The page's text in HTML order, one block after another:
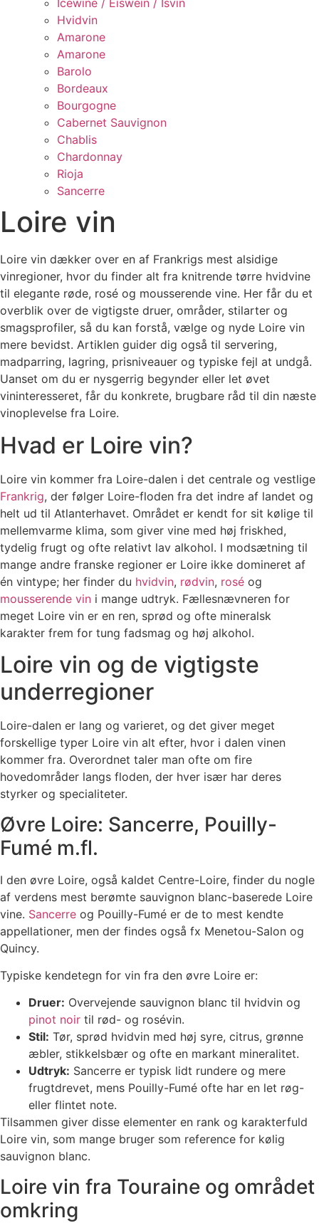
Icewine / Eiswein / Isvin
Hvidvin
Amarone
Amarone
Barolo
Bordeaux
Bourgogne
Cabernet Sauvignon
Chablis
Chardonnay
Rioja
Sancerre
Loire vin
Loire vin dækker over en af Frankrigs mest alsidige
vinregioner, hvor du finder alt fra knitrende tørre hvidvine
til elegante røde, rosé og mousserende vine. Her får du et
overblik over de vigtigste druer, områder, stilarter og
smagsprofiler, så du kan forstå, vælge og nyde Loire vin
mere bevidst. Artiklen guider dig også til servering,
madparring, lagring, prisniveauer og typiske fejl at undgå.
Uanset om du er nysgerrig begynder eller let øvet
vininteresseret, får du konkrete, brugbare råd til din næste
vinoplevelse fra Loire.
Hvad er Loire vin?
Loire vin kommer fra Loire-dalen i det centrale og vestlige
Frankrig, der følger Loire-floden fra det indre af landet og
helt ud til Atlanterhavet. Området er kendt for sit kølige til
mellemvarme klima, som giver vine med høj friskhed,
tydelig frugt og ofte relativt lav alkohol. I modsætning til
mange andre franske regioner er Loire ikke domineret af
én vintype; her finder du hvidvin, rødvin, rosé og
mousserende vin i mange udtryk. Fællesnævneren for
meget Loire vin er en ren, sprød og ofte mineralsk
karakter frem for tung fadsmag og høj alkohol.
Loire vin og de vigtigste
underregioner
Loire-dalen er lang og varieret, og det giver meget
forskellige typer Loire vin alt efter, hvor i dalen vinen
kommer fra. Overordnet taler man ofte om fire
hovedområder langs floden, der hver især har deres
styrker og specialiteter.
Øvre Loire: Sancerre, Pouilly-
Fumé m.fl.
I den øvre Loire, også kaldet Centre-Loire, finder du nogle
af verdens mest berømte sauvignon blanc-baserede Loire
vine. Sancerre og Pouilly-Fumé er de to mest kendte
appellationer, men der findes også fx Menetou-Salon og
Quincy.
Typiske kendetegn for vin fra den øvre Loire er:
Druer: Overvejende sauvignon blanc til hvidvin og
pinot noir til rød- og rosévin.
Stil: Tør, sprød hvidvin med høj syre, citrus, grønne
æbler, stikkelsbær og ofte en markant mineralitet.
Udtryk: Sancerre er typisk lidt rundere og mere
frugtdrevet, mens Pouilly-Fumé ofte har en let røg-
eller flintet note.
Tilsammen giver disse elementer en rank og karakterfuld
Loire vin, som mange bruger som reference for kølig
sauvignon blanc.
Loire vin fra Touraine og området
omkring